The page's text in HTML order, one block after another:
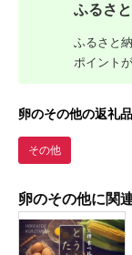
ふるさ
ふるさと
ポイント
卵のその他の返礼
その他
卵のその他に関